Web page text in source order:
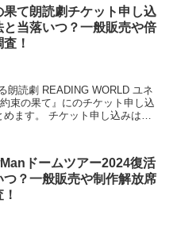
果て朗読劇チケット申し込
と当落いつ？一般販売や倍
！
朗読劇 READING WORLD ユネ
束の果て』にのチケット申し込
ます。 チケット申し込みはま
ドームツアー2024復活
つ？一般販売や制作解放席